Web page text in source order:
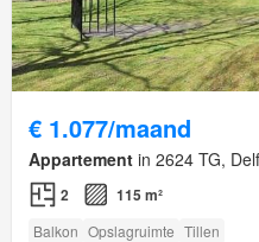
€ 1.077/maand
Appartement in 2624 TG,
2 115 m²
Balkon Opslagruimte Tillen